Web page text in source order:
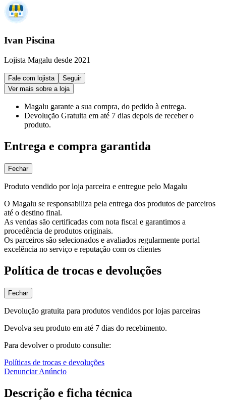
Ivan Piscina
Lojista Magalu desde 2021
Fale com lojista
Seguir
Ver mais sobre a loja
Magalu garante a sua compra, do pedido à entrega.
Devolução Gratuita em até 7 dias depois de receber o
produto.
Entrega e compra garantida
Fechar
Produto vendido por loja parceira e entregue pelo Magalu
O Magalu se responsabiliza pela entrega dos produtos de parceiros
até o destino final.
As vendas são certificadas com nota fiscal e garantimos a
procedência de produtos originais.
Os parceiros são selecionados e avaliados regularmente portal
excelência no serviço e reputação com os clientes
Política de trocas e devoluções
Fechar
Devolução gratuita para produtos vendidos por lojas parceiras
Devolva seu produto em até 7 dias do recebimento.
Para devolver o produto consulte:
Políticas de trocas e devoluções
Denunciar Anúncio
Descrição e ficha técnica